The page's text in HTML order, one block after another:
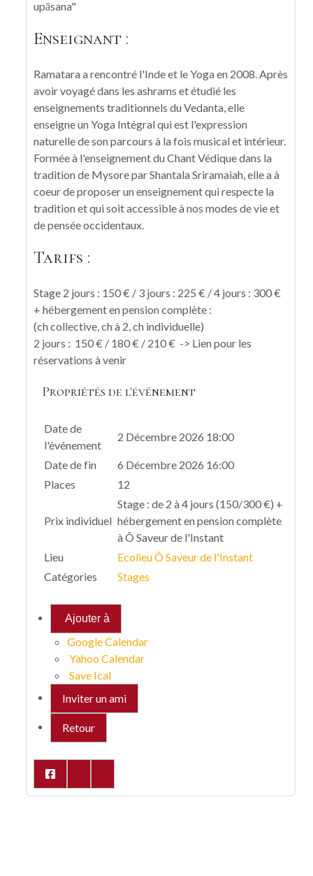
upāsana"
Enseignant :
Ramatara a rencontré l'Inde et le Yoga en 2008. Après
avoir voyagé dans les ashrams et étudié les
enseignements traditionnels du Vedanta, elle
enseigne un Yoga Intégral qui est l'expression
naturelle de son parcours à la fois musical et intérieur.
Formée à l'enseignement du Chant Védique dans la
tradition de Mysore par Shantala Sriramaiah, elle a à
coeur de proposer un enseignement qui respecte la
tradition et qui soit accessible à nos modes de vie et
de pensée occidentaux.
Tarifs :
Stage 2 jours : 150 € / 3 jours : 225 € / 4 jours : 300 €
+ hébergement en pension complète :
(ch collective, ch à 2, ch individuelle)
2 jours : 150 € / 180 € / 210 € -> Lien pour les
réservations à venir
Propriétés de l'événement
Date de
l'événement
2 Décembre 2026 18:00
Date de fin
6 Décembre 2026 16:00
Places
12
Prix individuel
Stage : de 2 à 4 jours (150/300 €) +
hébergement en pension complète
à Ô Saveur de l'Instant
Lieu
Ecolieu Ô Saveur de l'Instant
Catégories
Stages
Ajouter à
Google Calendar
Yahoo Calendar
Save Ical
Inviter un ami
Retour